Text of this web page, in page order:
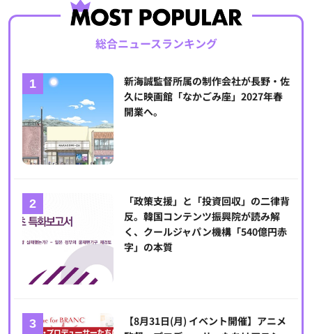
総合ニュースランキング
新海誠監督所属の制作会社が長野・佐
久に映画館「なかごみ座」2027年春
開業へ。
「政策支援」と「投資回収」の二律背
反。韓国コンテンツ振興院が読み解
く、クールジャパン機構「540億円赤
字」の本質
【8月31日(月) イベント開催】アニメ